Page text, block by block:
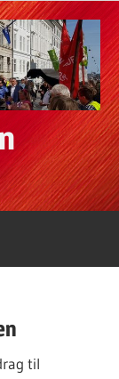
til